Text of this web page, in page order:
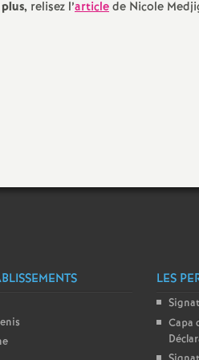
t
relisez l’articlede Nicole
LES
Capa